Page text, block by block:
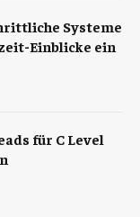
Systeme
Einblicke ein
für C Level